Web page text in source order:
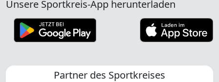
Unsere Sportkreis-App herunterladen
Partner des Sportkreises